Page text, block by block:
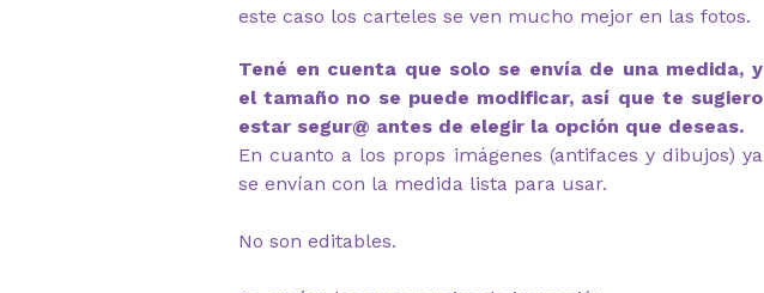
este caso los carteles se ven mucho mejor en las fotos.
Tené en cuenta que solo se envía de una medida, y
el tamaño no se puede modificar, así que te sugiero
estar segur@ antes de elegir la opción que deseas.
En cuanto a los props imágenes (antifaces y dibujos) ya
se envían con la medida lista para usar.
No son editables.